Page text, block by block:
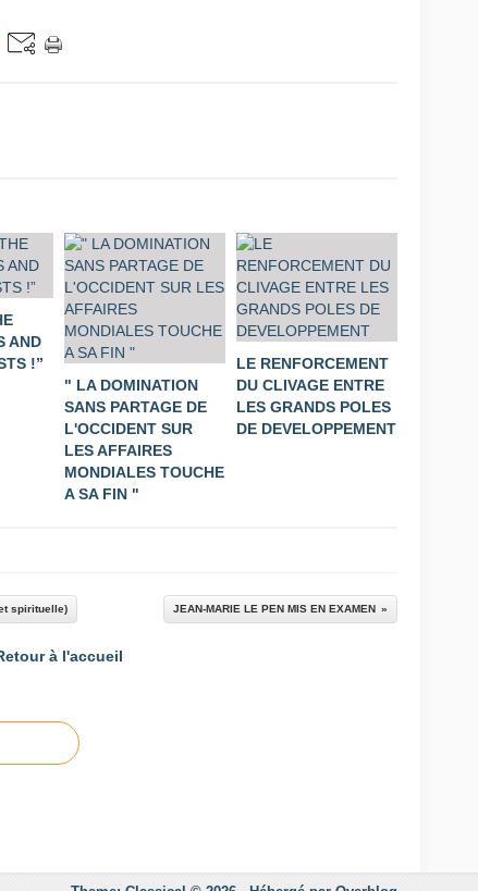
AND
!”
" LA DOMINATION
SANS PARTAGE DE
L'OCCIDENT SUR
LES AFFAIRES
MONDIALES TOUCHE
A SA FIN "
LE RENFORCEMENT
DU CLIVAGE ENTRE
LES GRANDS POLES
DE DEVELOPPEMENT
spirituelle) JEAN-MARIE LE PEN MIS EN EXAMEN
à l'accueil